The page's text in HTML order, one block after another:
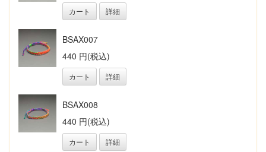
カート 詳細
BSAX007
440 円(税込)
カート 詳細
BSAX008
440 円(税込)
カート 詳細